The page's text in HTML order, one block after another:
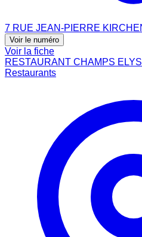
7 RUE JEAN-PIERRE
Voir le numéro
Voir la fiche
RESTAURANT CHAMPS
Restaurants